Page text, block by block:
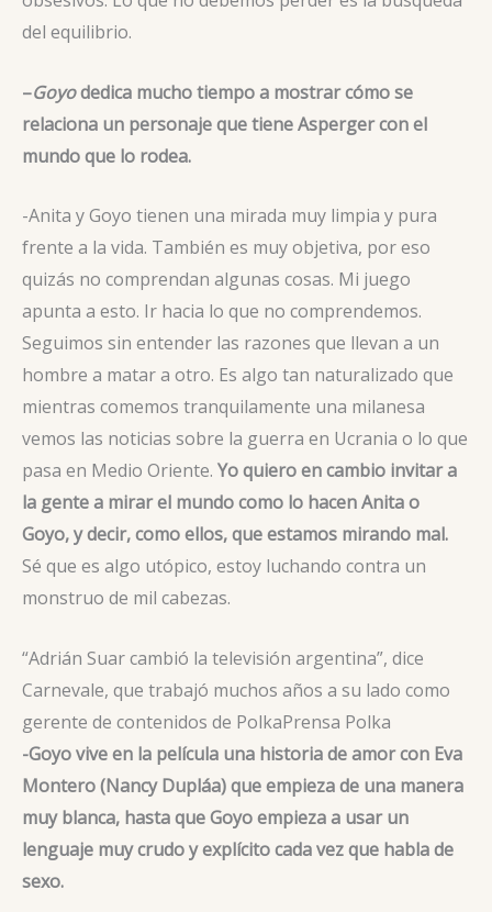
del equilibrio.
–Goyodedica mucho tiempo a mostrar cómo se
relaciona un personaje que tiene Asperger con el
mundo que lo rodea.
-Anita y Goyo tienen una mirada muy limpia y pura
frente a la vida. También es muy objetiva, por eso
quizás no comprendan algunas cosas. Mi juego
apunta a esto. Ir hacia lo que no comprendemos.
Seguimos sin entender las razones que llevan a un
hombre a matar a otro. Es algo tan naturalizado que
mientras comemos tranquilamente una milanesa
vemos las noticias sobre la guerra en Ucrania o lo que
pasa en Medio Oriente. Yo quiero en cambio invitar a
la gente a mirar el mundo como lo hacen Anita o
Goyo, y decir, como ellos, que estamos mirando mal.
Sé que es algo utópico, estoy luchando contra un
monstruo de mil cabezas.
“Adrián Suar cambió la televisión argentina”, dice
Carnevale, que trabajó muchos años a su lado como
gerente de contenidos de PolkaPrensa Polka
-Goyo vive en la película una historia de amor con Eva
Montero (Nancy Dupláa) que empieza de una manera
muy blanca, hasta que Goyo empieza a usar un
lenguaje muy crudo y explícito cada vez que habla de
sexo.